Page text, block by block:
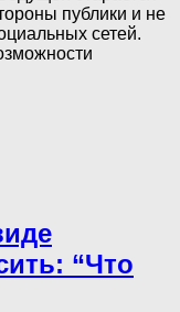
публики и не
сетей.
“Что